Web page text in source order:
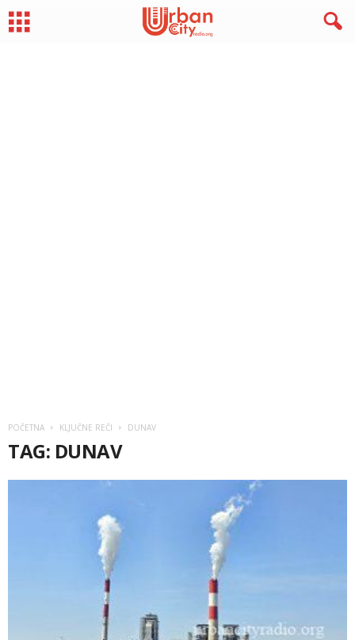
POČETNA KLJUČNE REČI DUNAV
TAG: DUNAV